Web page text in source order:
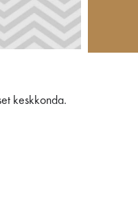
keskkonda.